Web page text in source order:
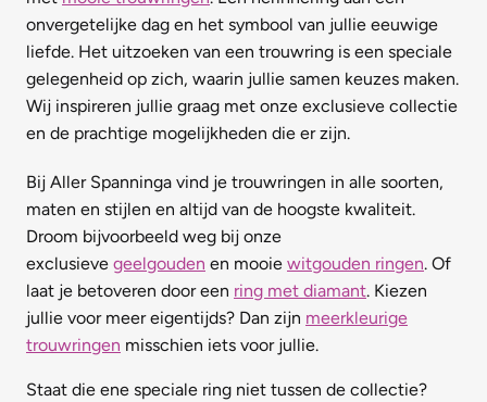
onvergetelijke dag en het symbool van jullie eeuwige
liefde. Het uitzoeken van een trouwring is een speciale
gelegenheid op zich, waarin jullie samen keuzes maken.
Wij inspireren jullie graag met onze exclusieve collectie
en de prachtige mogelijkheden die er zijn.
Bij Aller Spanninga vind je trouwringen in alle soorten,
maten en stijlen en altijd van de hoogste kwaliteit.
Droom bijvoorbeeld weg bij onze
exclusieve geelgouden en mooie witgouden ringen. Of
laat je betoveren door een ring met diamant. Kiezen
jullie voor meer eigentijds? Dan zijn meerkleurige
trouwringen misschien iets voor jullie.
Staat die ene speciale ring niet tussen de collectie?